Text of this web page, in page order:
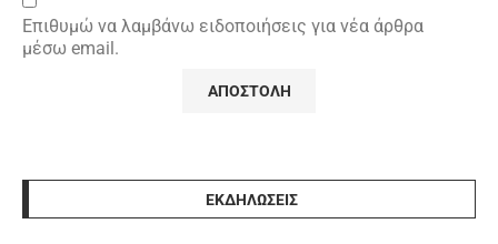
Επιθυμώ να λαμβάνω ειδοποιήσεις για νέα άρθρα
μέσω email.
ΕΚΔΗΛΩΣΕΙΣ